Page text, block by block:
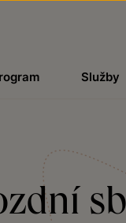
Služby